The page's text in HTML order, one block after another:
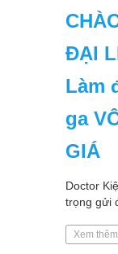
ĐẠI
Làm
ga
GIÁ
Doctor
trọng gửi
Xem thêm